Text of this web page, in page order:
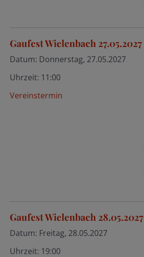
Gaufest Wielenbach 27.05.2027
Datum: Donnerstag, 27.05.2027
Uhrzeit: 11:00
Vereinstermin
Gaufest Wielenbach 28.05.2027
Datum: Freitag, 28.05.2027
Uhrzeit: 19:00